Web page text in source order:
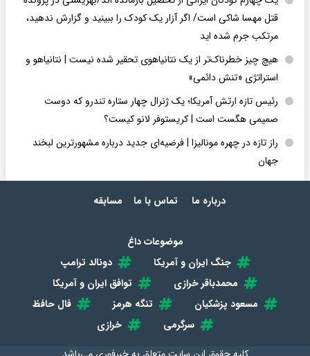
قتل مهسا شاکی است/ اگر آزار یک کودک را ببینید و گزارش ندهید،
مرتکب جرم شده اید
هیچ چیز خطرناک‌تر از یک نتانیاهوی تحقیر شده نیست | نتانیاهو و
استراتژی «تنش دائمی»
رئیس تازه ارتش آمریکا؛ یک ژنرال چهار ستاره تندرو که دوست
صمیمی هگست است | کریستوفر لانو کیست؟
راز تازه در چهره مونالیزا | فرضیه‌ای جدید درباره مشهورترین لبخند
جهان
درباره ما تماس با ما مسابقه
موضوعات داغ
جنگ ایران و آمریکا
دونالد ترامپ
محمدباقر خرازی
توافق ایران و آمریکا
مسعود پزشکیان
تنگه هرمز
فال حافظ
سرگرمی
خرازی